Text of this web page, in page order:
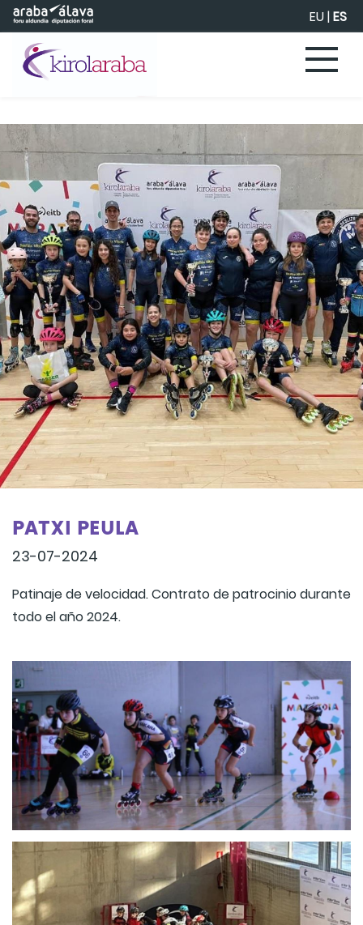
Saltar al contenido principal EU|ES
PATXI PEULA
23-07-2024
Patinaje de velocidad. Contrato de patrocinio durante
todo el año 2024.